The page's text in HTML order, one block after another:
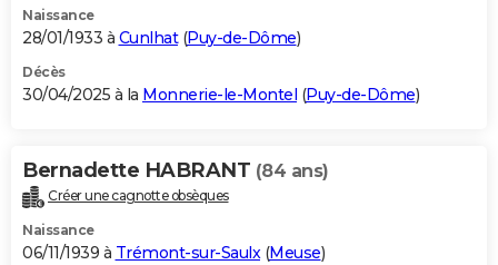
Naissance
28/01/1933 à Cunlhat(Puy-de-Dôme)
Décès
30/04/2025 à la Monnerie-le-Montel (Puy-de-Dôme)
Bernadette HABRANT (84 ans)
Créer une cagnotte obsèques
Naissance
06/11/1939 à Trémont-sur-Saulx(Meuse)